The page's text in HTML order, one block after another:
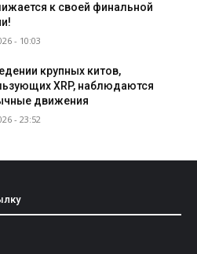
к своей финальной
- 10:03
крупных китов,
XRP, наблюдаются
движения
- 23:52